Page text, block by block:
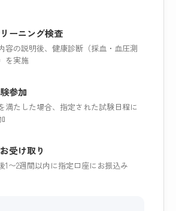
ーニング検査
容の説明後、健康診断（採血・血圧測
を実施
参加
満たした場合、指定された試験日程に
受け取り
1〜2週間以内に指定口座にお振込み